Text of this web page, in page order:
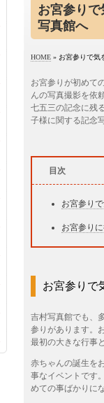
お宮参り
写真館へ
HOME » お宮参りで気
お宮参りが初めて
んの写真撮影を依
七五三の記念に残
子様に関する記念
目次
お宮参り
お宮参り
お宮参りで
吉村写真館でも、
参りがあります。
最初の大きな行事
赤ちゃんの誕生を
事なイベントです
めての事ばかりに